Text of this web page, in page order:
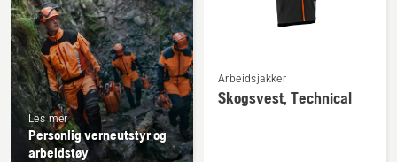
Les mer
Personlig verneutstyr og
arbeidstøy
flere
detaljer
Arbeidsjakker
Skogsvest, Technical